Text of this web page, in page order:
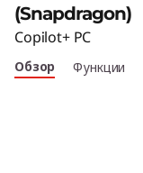
(Snapdragon)
Copilot+ PC
Обзор Функции